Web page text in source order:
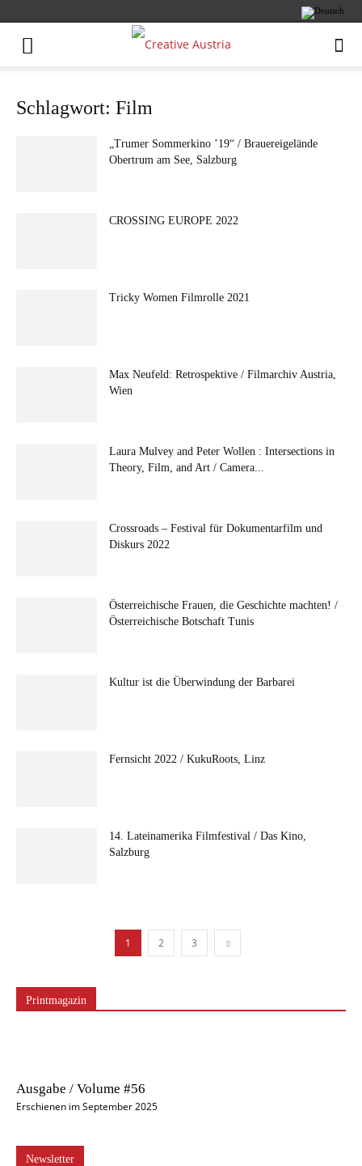
Schlagwort: Film
„Trumer Sommerkino ’19“ / Brauereigelände
Obertrum am See, Salzburg
CROSSING EUROPE 2022
Tricky Women Filmrolle 2021
Max Neufeld: Retrospektive / Filmarchiv Austria,
Wien
Laura Mulvey and Peter Wollen : Intersections in
Theory, Film, and Art / Camera...
Crossroads – Festival für Dokumentarfilm und
Diskurs 2022
Österreichische Frauen, die Geschichte machten! /
Österreichische Botschaft Tunis
Kultur ist die Überwindung der Barbarei
Fernsicht 2022 / KukuRoots, Linz
14. Lateinamerika Filmfestival / Das Kino,
Salzburg
1 2 3
Printmagazin
Ausgabe / Volume #56
Erschienen im September 2025
Newsletter